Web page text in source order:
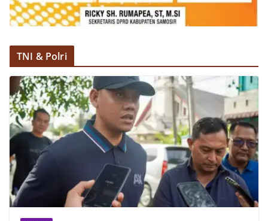
TNI & Polri